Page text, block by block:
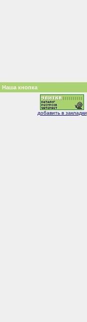
Наша кнопка
добавить в закладки